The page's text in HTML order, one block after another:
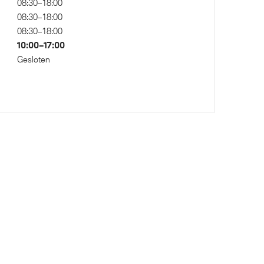
Draadloos oplaadstation
08:30–18:00
08:30–18:00
08:30–18:00
10:00–17:00
Gesloten